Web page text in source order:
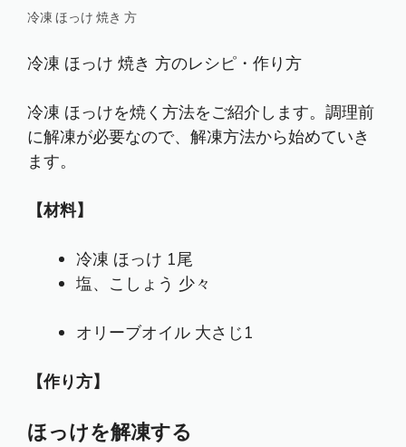
冷凍 ほっけ 焼き 方
冷凍 ほっけ 焼き 方のレシピ・作り方
冷凍 ほっけを焼く方法をご紹介します。調理前
に解凍が必要なので、解凍方法から始めていき
ます。
【材料】
冷凍 ほっけ 1尾
塩、こしょう 少々
オリーブオイル 大さじ1
【作り方】
ほっけを解凍する